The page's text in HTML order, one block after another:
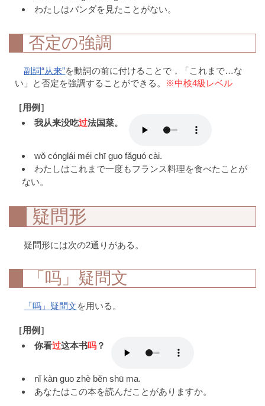
わたしはパンダを見たことがない。
否定の強調
副詞“从来”を動詞の前に付けることで，「これまで…な
い」と否定を強調することができる。
※中検4級レベル
［用例］
我从来没吃过法国菜。
wǒ cónglái méi chī guo fǎguó cài.
わたしはこれまで一度もフランス料理を食べたことが
ない。
疑問形
疑問形には次の2通りがある。
「吗」疑問文
「吗」疑問文を用いる。
［用例］
你看过这本书吗 ？
nǐ kàn guo zhè běn shū ma.
あなたはこの本を読んだことがありますか。